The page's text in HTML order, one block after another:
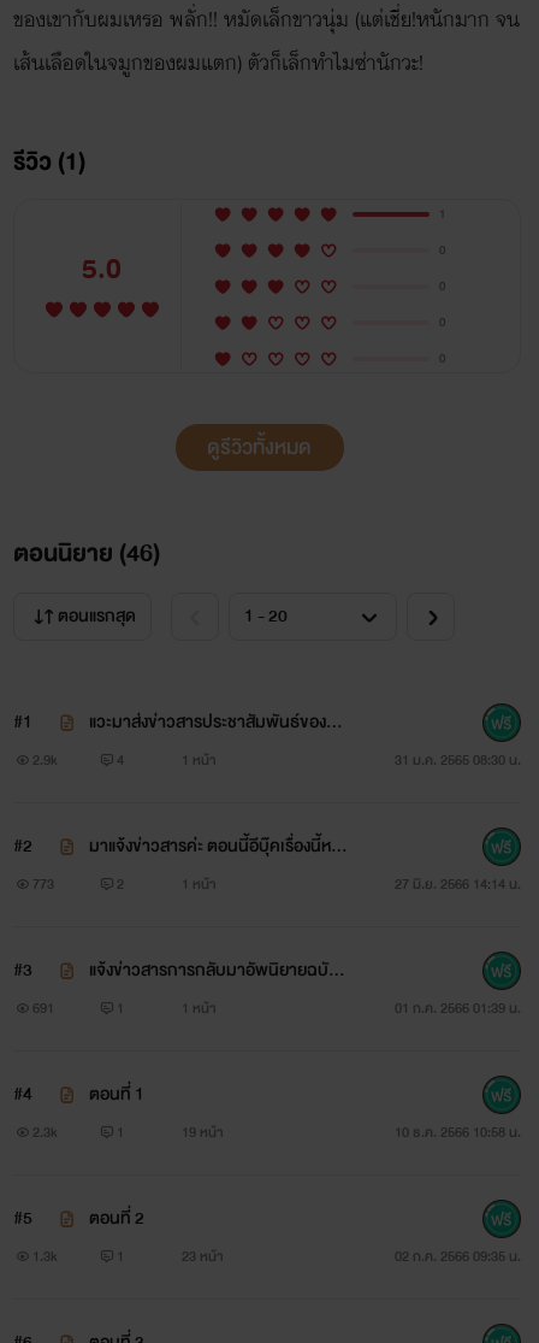
ของเขากับผมเหรอ พลั่ก!! หมัดเล็กขาวนุ่ม (แต่เชี่ย!หนักมาก จน
เส้นเลือดในจมูกของผมแตก) ตัวก็เล็กทำไมซ่านักวะ!
รีวิว (1)
5.0
1
0
0
0
0
ดูรีวิวทั้งหมด
ตอนนิยาย (46)
ตอนแรกสุด
#1
แวะมาส่งข่าวสารประชา​สัมพันธ์​ของซีรี
ส์ค่ะ​ ❤️🥊
2.9k 4 1 หน้า 31 ม.ค. 2565 08:30 น.
#2
มาแจ้งข่าวสารค่ะ ตอนนี้อีบุ๊คเรื่องนี้หม
ดลิขสิทธิ์จากสนพ.เรียบร้อยแล้วนะคะ
773 2 1 หน้า 27 มิ.ย. 2566 14:14 น.
#3
แจ้งข่าวสารการกลับมาอัพนิยายฉบับรี
ไรท์/ตรวจคำแล้ว
691 1 1 หน้า 01 ก.ค. 2566 01:39 น.
#4 ตอนที่ 1
2.3k 1 19 หน้า 10 ธ.ค. 2566 10:58 น.
#5 ตอนที่ 2
1.3k 1 23 หน้า 02 ก.ค. 2566 09:35 น.